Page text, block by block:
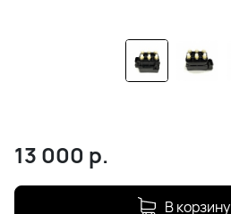
13 000 р.
В корзину